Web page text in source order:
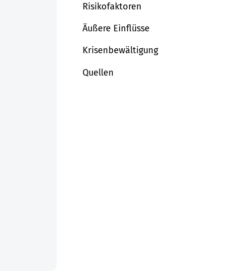
Risikofaktoren
Äußere Einflüsse
Krisenbewältigung
Quellen